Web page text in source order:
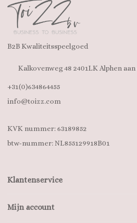
B2B Kwaliteitsspeelgoed
Kalkovenweg 48 2401LK Alphen
+31(0)634864455
info@toizz.com
KVK nummer: 63189852
btw-nummer: NL855129918B01
Klantenservice
Mijn account